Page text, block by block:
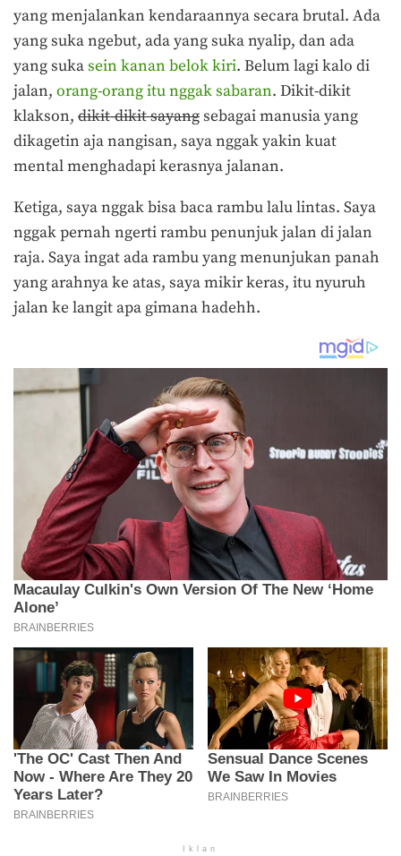
yang menjalankan kendaraannya secara brutal. Ada
yang suka ngebut, ada yang suka nyalip, dan ada
yang sukasein kanan belok kiri. Belum lagi kalo di
jalan, orang-orang itu nggak sabaran. Dikit-dikit
klakson, dikit-dikit sayangsebagai manusia yang
dikagetin aja nangisan, saya nggak yakin kuat
mental menghadapi kerasnya jalanan.
Ketiga, saya nggak bisa baca rambu lalu lintas. Saya
nggak pernah ngerti rambu penunjuk jalan di jalan
raja. Saya ingat ada rambu yang menunjukan panah
yang arahnya ke atas, saya mikir keras, itu nyuruh
jalan ke langit apa gimana hadehh.
Iklan